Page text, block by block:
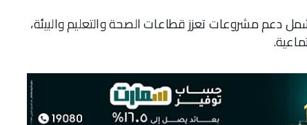
دعم مشروعات تعزز قطاعات الصحة والتعليم والبيئة،